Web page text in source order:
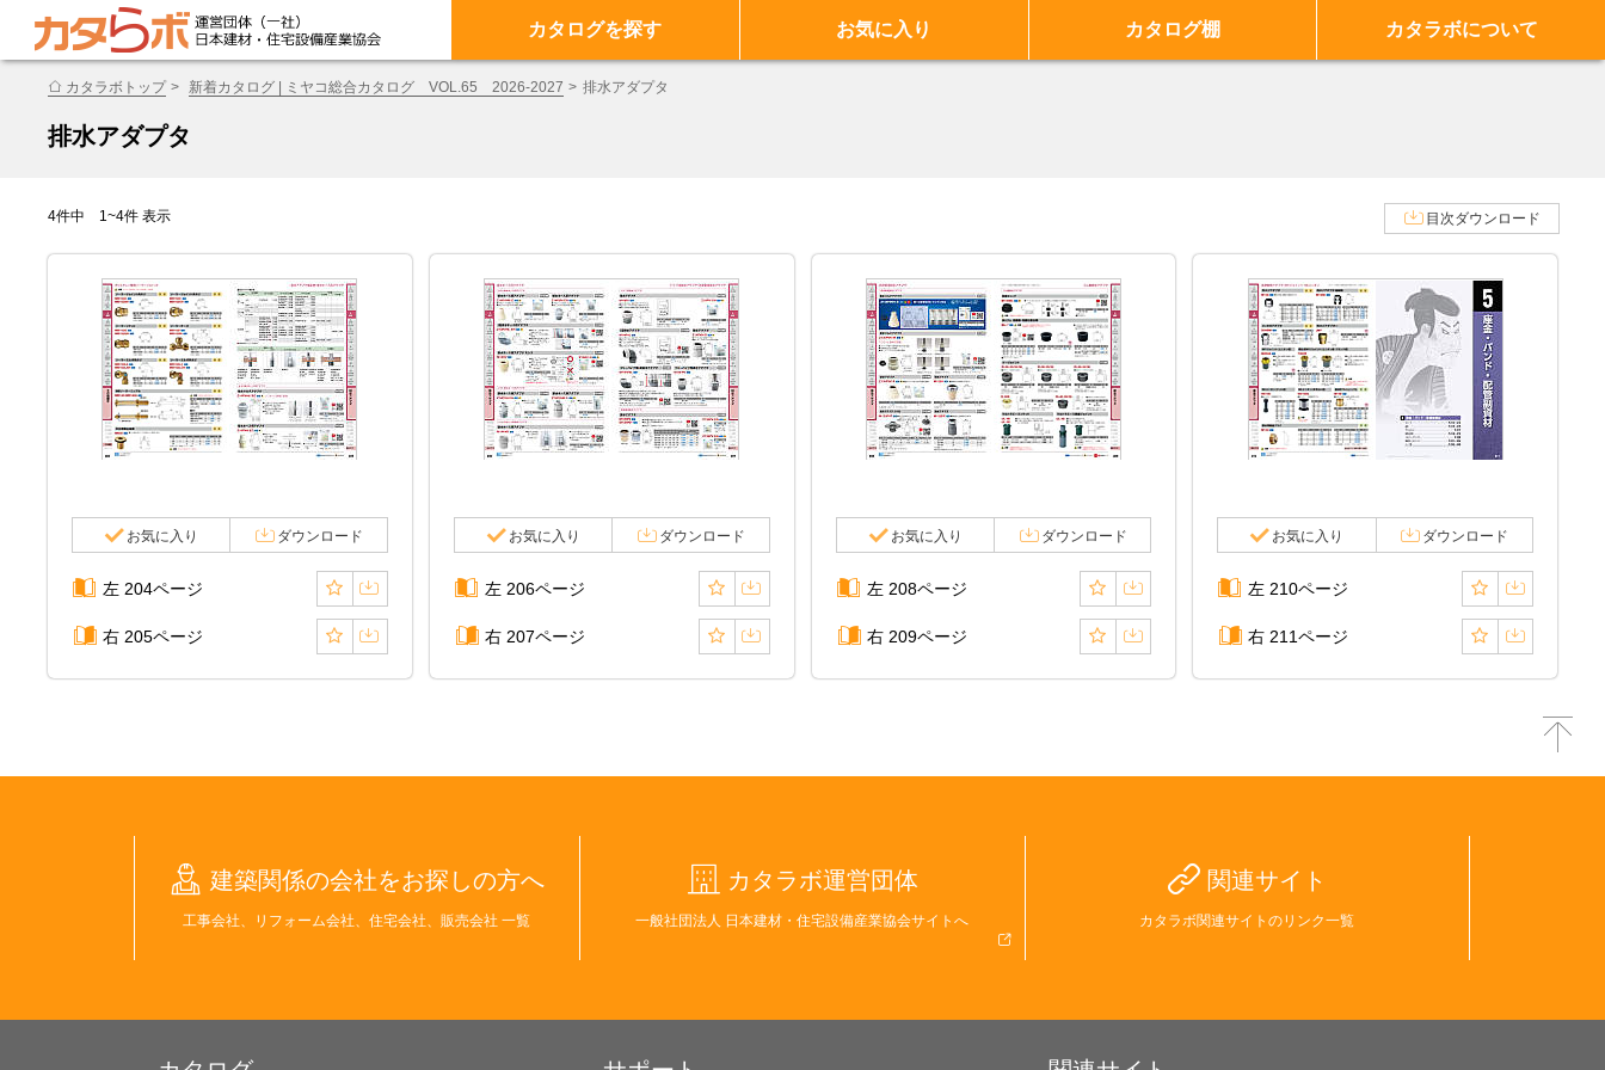
カタログを探す お気に入り カタログ棚 カタラボについて
カタラボトップ 新着カタログ | ミヤコ総合カタログ VOL.65 2026-2027 排水アダプタ
排水アダプタ
4件中 1~4件 表示 目次ダウンロード
お気に入り ダウンロード
左 204ページ
右 205ページ
お気に入り ダウンロード
左 206ページ
右 207ページ
お気に入り ダウンロード
左 208ページ
右 209ページ
お気に入り ダウンロード
左 210ページ
右 211ページ
建築関係の会社をお探しの方へ
工事会社、リフォーム会社、住宅会社、販売会社 一覧
カタラボ運営団体
一般社団法人 日本建材・住宅設備産業協会サイトへ
関連サイト
カタラボ関連サイトのリンク一覧